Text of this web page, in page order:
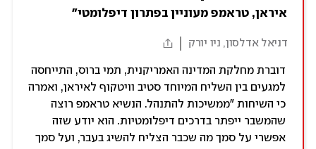
איראן, טראמפ מעוניין בפתרון דיפלומטי"
דניאל אדלסון, ניו יורק
דוברת מחלקת המדינה האמריקנית, תמי ברוס, התייחסה
למגעים בין השליח המיוחד סטיב וויטקוף לאיראן, ואמרה
כי השיחות "ממשיכות להתנהל. הנשיא טראמפ רוצה
שהמשבר ייפתר בדרכים דיפלומטיות. הוא יודע שזה
אפשרי על סמך מה שכבר הצליח להשיג בעבר, ועל סמך